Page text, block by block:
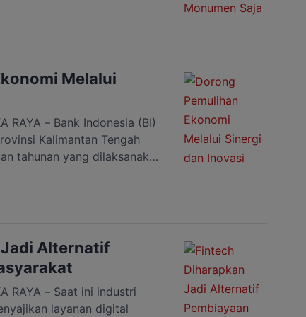
Beberapa waktu lalu,
surat kepada
Melalui
RAYA – Bank Indonesia (BI)
Kalimantan Tengah
tahunan yang dilaksanakan
tahunan tersebut adalah
Untuk Pemulihan
Rihando dalam
Alternatif
RAYA – Saat ini industri
layanan digital